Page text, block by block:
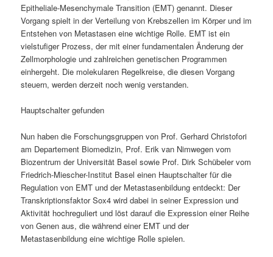
Epitheliale-Mesenchymale Transition (EMT) genannt. Dieser
Vorgang spielt in der Verteilung von Krebszellen im Körper und im
Entstehen von Metastasen eine wichtige Rolle. EMT ist ein
vielstufiger Prozess, der mit einer fundamentalen Änderung der
Zellmorphologie und zahlreichen genetischen Programmen
einhergeht. Die molekularen Regelkreise, die diesen Vorgang
steuern, werden derzeit noch wenig verstanden.
Hauptschalter gefunden
Nun haben die Forschungsgruppen von Prof. Gerhard Christofori
am Departement Biomedizin, Prof. Erik van Nimwegen vom
Biozentrum der Universität Basel sowie Prof. Dirk Schübeler vom
Friedrich-Miescher-Institut Basel einen Hauptschalter für die
Regulation von EMT und der Metastasenbildung entdeckt: Der
Transkriptionsfaktor Sox4 wird dabei in seiner Expression und
Aktivität hochreguliert und löst darauf die Expression einer Reihe
von Genen aus, die während einer EMT und der
Metastasenbildung eine wichtige Rolle spielen.